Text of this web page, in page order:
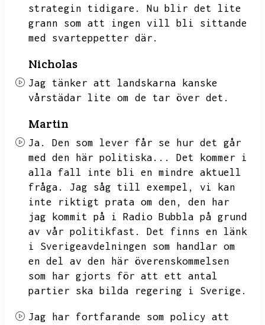
strategin tidigare.
Nu blir det lite
grann som att ingen vill bli sittande
med svarteppetter där.
Nicholas
Jag tänker att landskarna kanske
vårstädar lite om de tar över det.
Martin
Ja.
Den som lever får se hur det går
med den här politiska...
Det kommer i
alla fall inte bli en mindre aktuell
fråga.
Jag såg till exempel,
vi kan
inte riktigt prata om den,
den har
jag kommit på i Radio Bubbla på grund
av vår politikfast.
Det finns en länk
i Sverigeavdelningen som handlar om
en del av den här överenskommelsen
som har gjorts för att ett antal
partier ska bilda regering i Sverige.
Jag har fortfarande som policy att